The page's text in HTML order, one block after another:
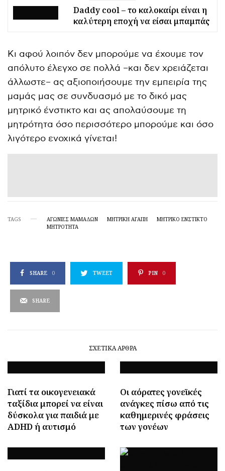
Daddy cool – το καλοκαίρι είναι η
καλύτερη εποχή να είσαι μπαμπάς
Κι αφού λοιπόν δεν μπορούμε να έχουμε τον
απόλυτο έλεγχο σε πολλά –και δεν χρειάζεται
άλλωστε– ας αξιοποιήσουμε την εμπειρία της
μαμάς μας σε συνδυασμό με το δικό μας
μητρικό ένστικτο και ας απολαύσουμε τη
μητρότητα όσο περισσότερο μπορούμε και όσο
λιγότερο ενοχικά γίνεται!
TAGS ΑΓΩΝΊΕΣ ΜΑΜΆΔΩΝ ΜΗΤΡΙΚΉ ΑΓΆΠΗ
ΜΗΤΡΙΚΌ ΈΝΣΤΙΚΤΟ
ΜΗΤΡΌΤΗΤΑ
SHARE 0 TWEET PIN 0
SHARE
ΣΧΕΤΙΚΆ ΆΡΘΡΑ
Γιατί τα οικογενειακά
ταξίδια μπορεί να είναι
δύσκολα για παιδιά με
ADHD ή αυτισμό
Οι αόρατες γονεϊκές
ανάγκες πίσω από τις
καθημερινές φράσεις
των γονέων